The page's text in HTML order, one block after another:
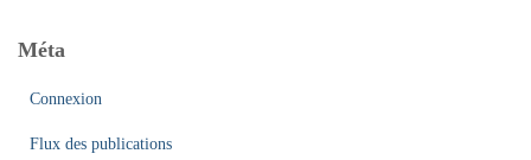
Méta
Connexion
Flux des publications